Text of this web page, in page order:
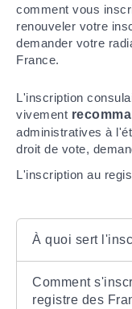
comment vous
renouveler votre
demander votre
France.
L'inscription
vivement
administratives à
droit de vote,
L'inscription au
À quoi sert
Comment
registre des